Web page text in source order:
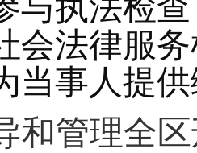
与执法检
会法律服
当事人提
和管理全